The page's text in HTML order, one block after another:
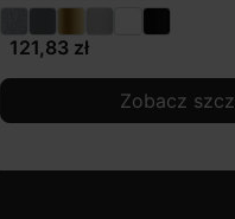
121,83 zł
Zobacz